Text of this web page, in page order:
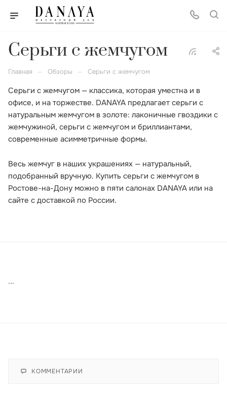
Серьги с жемчугом
Главная — Обзоры — Серьги с жемчугом
Серьги с жемчугом — классика, которая уместна и в
офисе, и на торжестве. DANAYA предлагает серьги с
натуральным жемчугом в золоте: лаконичные гвоздики с
жемчужиной, серьги с жемчугом и бриллиантами,
современные асимметричные формы.
Весь жемчуг в наших украшениях — натуральный,
подобранный вручную. Купить серьги с жемчугом в
Ростове-на-Дону можно в пяти салонах DANAYA или на
сайте с доставкой по России.
...
КОММЕНТАРИИ